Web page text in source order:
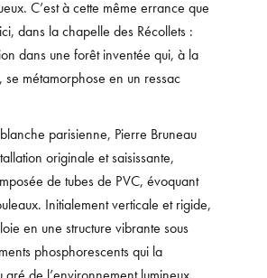
C’est à cette même errance que
dans la chapelle des Récollets :
dans une forêt inventée qui, à la
se métamorphose en un ressac
parisienne, Pierre Bruneau
originale et saisissante,
de tubes de PVC, évoquant
Initialement verticale et rigide,
en une structure vibrante sous
phosphorescents qui la